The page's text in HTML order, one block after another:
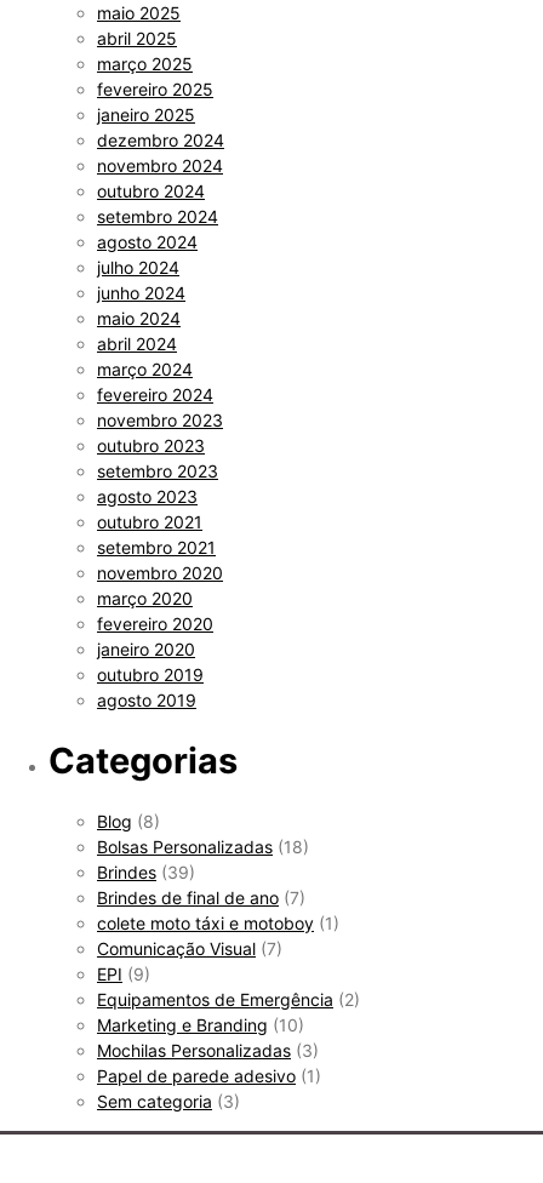
maio 2025
abril 2025
março 2025
fevereiro 2025
janeiro 2025
dezembro 2024
novembro 2024
outubro 2024
setembro 2024
agosto 2024
julho 2024
junho 2024
maio 2024
abril 2024
março 2024
fevereiro 2024
novembro 2023
outubro 2023
setembro 2023
agosto 2023
outubro 2021
setembro 2021
novembro 2020
março 2020
fevereiro 2020
janeiro 2020
outubro 2019
agosto 2019
Categorias
Blog (8)
Bolsas Personalizadas (18)
Brindes (39)
Brindes de final de ano (7)
colete moto táxi e motoboy (1)
Comunicação Visual (7)
EPI (9)
Equipamentos de Emergência (2)
Marketing e Branding (10)
Mochilas Personalizadas (3)
Papel de parede adesivo (1)
Sem categoria (3)